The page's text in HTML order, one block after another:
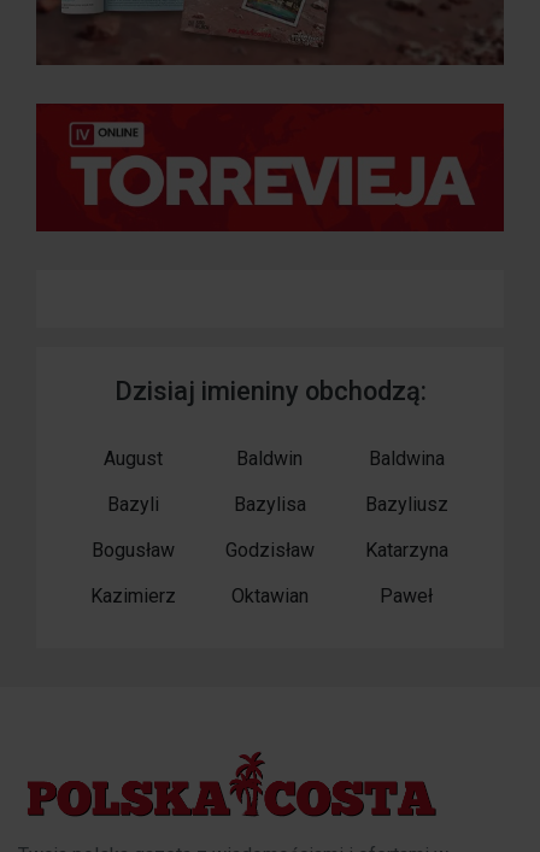
Dzisiaj imieniny obchodzą:
August Baldwin
Baldwina
Bazyli
Bazylisa
Bazyliusz
Bogusław
Godzisław
Katarzyna
Kazimierz
Oktawian Paweł